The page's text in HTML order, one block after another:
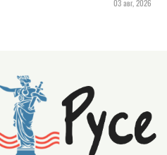
03 авг, 2026